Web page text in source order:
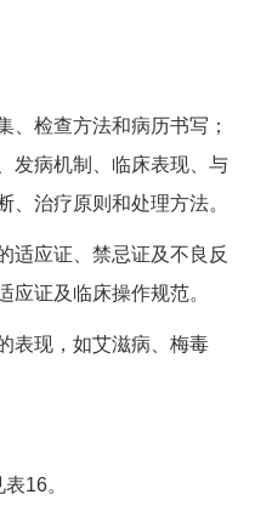
检查方法和病历书写；
发病机制、临床表现、与
、治疗原则和处理方法。
应证、禁忌证及不良反
应证及临床操作规范。
现，如艾滋病、梅毒
16。